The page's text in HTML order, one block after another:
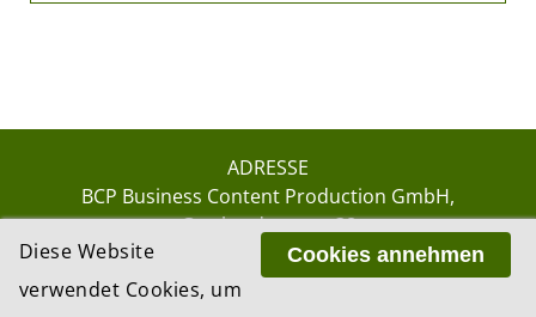
ADRESSE
BCP Business Content Production GmbH
Gotthardstrasse 38
8002 ZürichCookies annehmen
Diese Website
verwendet Cookies, um